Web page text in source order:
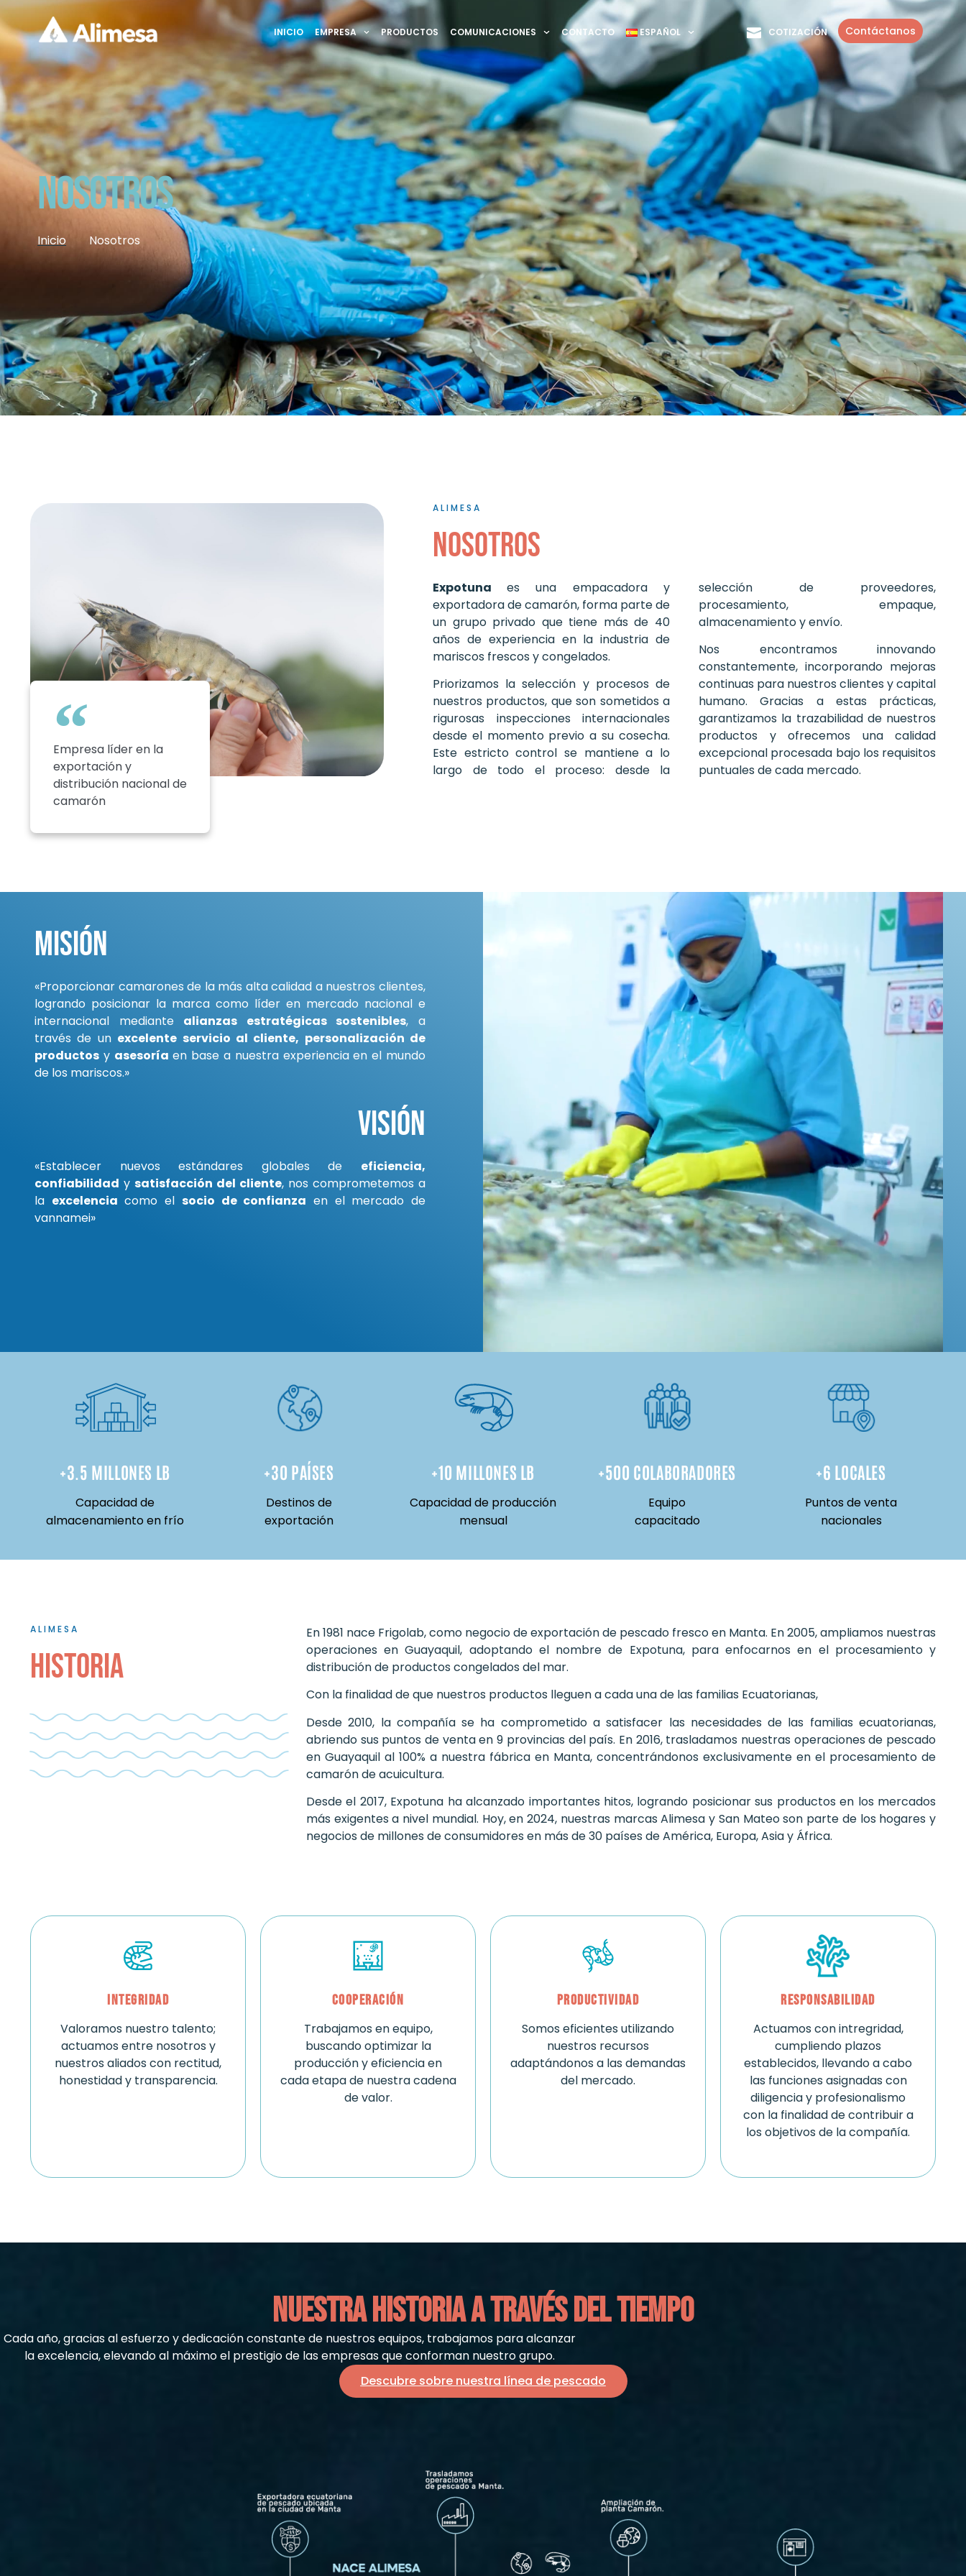
INICIO EMPRESA PRODUCTOS COMUNICACIONES CONTACTO ESPAÑOL COTIZACIÓN Contáctanos
Nosotros
Inicio Nosotros
Empresa líder en la
exportación y
distribución nacional de
camarón
ALIMESA
Nosotros
Expotuna es una empacadora y
exportadora de camarón, forma parte de
un grupo privado que tiene más de 40
años de experiencia en la industria de
mariscos frescos y congelados.
Priorizamos la selección y procesos de
nuestros productos, que son sometidos a
rigurosas inspecciones internacionales
desde el momento previo a su cosecha.
Este estricto control se mantiene a lo
largo de todo el proceso: desde la
selección de proveedores,
procesamiento, empaque,
almacenamiento y envío.
Nos encontramos innovando
constantemente, incorporando mejoras
continuas para nuestros clientes y capital
humano. Gracias a estas prácticas,
garantizamos la trazabilidad de nuestros
productos y ofrecemos una calidad
excepcional procesada bajo los requisitos
puntuales de cada mercado.
Misión
«Proporcionar camarones de la más alta calidad a nuestros clientes,
logrando posicionar la marca como líder en mercado nacional e
internacional mediante alianzas estratégicas sostenibles, a
través de un excelente servicio al cliente, personalización de
productos y asesoría en base a nuestra experiencia en el mundo
de los mariscos.»
Visión
«Establecer nuevos estándares globales de eficiencia,
confiabilidad y satisfacción del cliente, nos comprometemos a
la excelencia como el socio de confianza en el mercado de
vannamei»
Capacidad de
almacenamiento en frío
+3.5 MILLONES LB
Destinos de
exportación
+30 PAÍSES
Capacidad de producción
mensual
+10 MILLONES LB
Equipo
capacitado
+500 COLABORADORES
Puntos de venta
nacionales
+6 LOCALES
ALIMESA
Historia
En 1981 nace Frigolab, como negocio de exportación de pescado fresco en Manta. En 2005, ampliamos nuestras
operaciones en Guayaquil, adoptando el nombre de Expotuna, para enfocarnos en el procesamiento y
distribución de productos congelados del mar.
Con la finalidad de que nuestros productos lleguen a cada una de las familias Ecuatorianas,
Desde 2010, la compañía se ha comprometido a satisfacer las necesidades de las familias ecuatorianas,
abriendo sus puntos de venta en 9 provincias del país. En 2016, trasladamos nuestras operaciones de pescado
en Guayaquil al 100% a nuestra fábrica en Manta, concentrándonos exclusivamente en el procesamiento de
camarón de acuicultura.
Desde el 2017, Expotuna ha alcanzado importantes hitos, logrando posicionar sus productos en los mercados
más exigentes a nivel mundial. Hoy, en 2024, nuestras marcasAlimesa y San Mateo son parte de los hogares y
negocios de millones de consumidores en más de 30 países de América, Europa, Asia y África.
Integridad
Valoramos nuestro talento;
actuamos entre nosotros y
nuestros aliados con rectitud,
honestidad y transparencia.
Cooperación
Trabajamos en equipo,
buscando optimizar la
producción y eficiencia en
cada etapa de nuestra cadena
de valor.
Productividad
Somos eficientes utilizando
nuestros recursos
adaptándonos a las demandas
del mercado.
Responsabilidad
Actuamos con intregridad,
cumpliendo plazos
establecidos, llevando a cabo
las funciones asignadas con
diligencia y profesionalismo
con la finalidad de contribuir a
los objetivos de la compañía.
NUESTRA HISTORIA A TRAVÉS DEL TIEMPO
Cada año, gracias al esfuerzo y dedicación constante de nuestros equipos, trabajamos para alcanzar
la excelencia, elevando al máximo el prestigio de las empresas que conforman nuestro grupo.
Descubre sobre nuestra línea de pescado